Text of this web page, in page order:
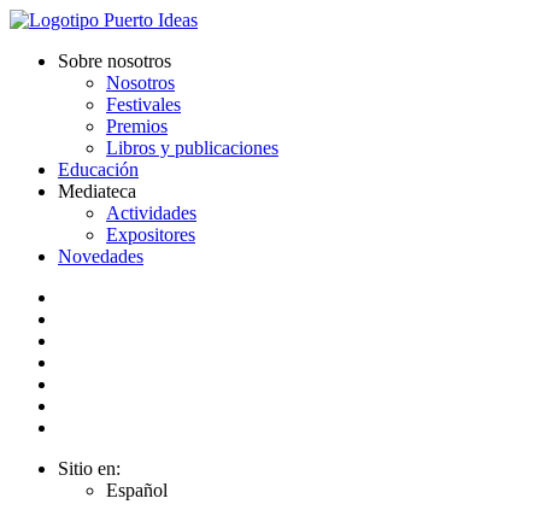
Sobre nosotros
Nosotros
Festivales
Premios
Libros y publicaciones
Educación
Mediateca
Actividades
Expositores
Novedades
Sitio en:
Español